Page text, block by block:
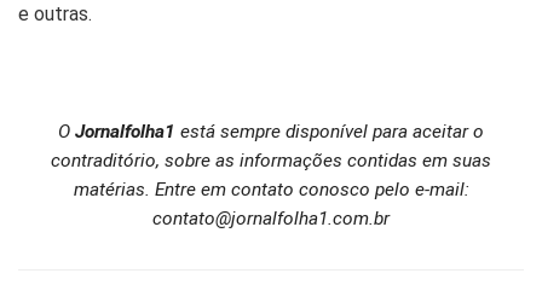
e outras.
O Jornalfolha1 está sempre disponível para aceitar o
contraditório, sobre as informações contidas em suas
matérias. Entre em contato conosco pelo e-mail:
contato@jornalfolha1.com.br